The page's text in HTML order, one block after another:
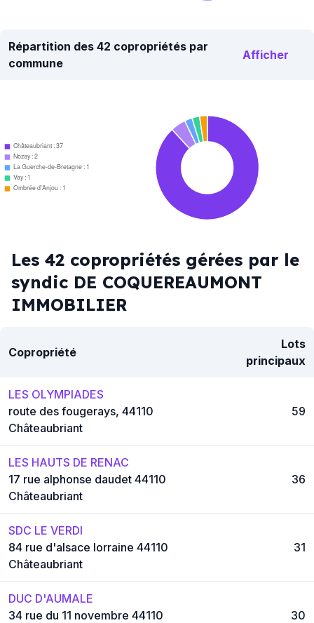
Répartition des 42 copropriétés par
commune
Afficher
Châteaubriant : 37
Nozay : 2
La Guerche-de-Bretagne : 1
Vay : 1
Ombrée d'Anjou : 1
Les 42 copropriétés gérées par le
syndic DE COQUEREAUMONT
IMMOBILIER
Copropriété
Lots
principaux
LES OLYMPIADES
route des fougerays, 44110
Châteaubriant
59
LES HAUTS DE RENAC
17 rue alphonse daudet 44110
Châteaubriant
36
SDC LE VERDI
84 rue d'alsace lorraine 44110
Châteaubriant
31
DUC D'AUMALE
34 rue du 11 novembre 44110
30